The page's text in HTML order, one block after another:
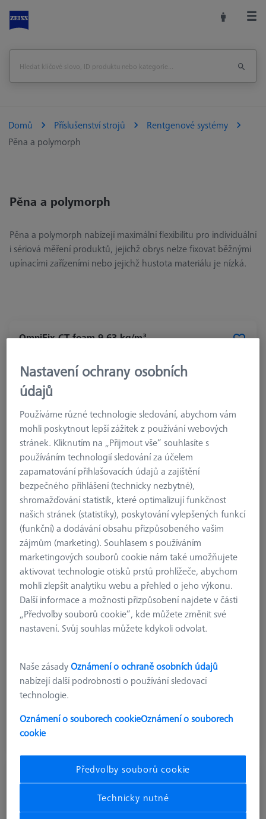
Domů Příslušenství strojů
Rentgenové systémy
Pěna a polymorph
Pěna a polymorph
Pěna a polymorph nabízejí maximální flexibilitu pro individuální
i sériová měření produktů, jejichž obrys nelze fixovat běžnými
upínacími zařízeními nebo jejichž hustota materiálu je nízká.
OmniFix CT foam 9,63 kg/m³
délka
400,0 mm
METROTOM 1, METROTOM 6 scout, METROTOM 800, METROTOM
1500, VoluMax 9 titan, BOSELLO MAX
bez DPH
ZEISS OmniFix CT pěna, tvarovaná, 0,018
Nastavení ochrany osobních
údajů
Používáme různé technologie sledování, abychom vám
mohli poskytnout lepší zážitek z používání webových
stránek. Kliknutím na „Přijmout vše“ souhlasíte s
používáním technologií sledování za účelem
zapamatování přihlašovacích údajů a zajištění
bezpečného přihlášení (technicky nezbytné),
shromažďování statistik, které optimalizují funkčnost
našich stránek (statistiky), poskytování vylepšených funkcí
(funkční) a dodávání obsahu přizpůsobeného vašim
zájmům (marketing). Souhlasem s používáním
marketingových souborů cookie nám také umožňujete
aktivovat technologie otisků prstů prohlížeče, abychom
mohli zlepšit analytiku webu a přehled o jeho výkonu.
Další informace a možnosti přizpůsobení najdete v části
„Předvolby souborů cookie“, kde můžete změnit své
nastavení. Svůj souhlas můžete kdykoli odvolat.
Naše zásadyOznámení o ochraně osobních údajů
nabízejí další podrobnosti o používání sledovací
technologie.
Oznámení o souborech cookieOznámení o souborech
cookie
Předvolby souborů cookie
Technicky nutné